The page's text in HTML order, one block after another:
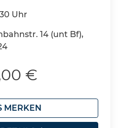
Uhr
14 (unt Bf),
€
MERKEN